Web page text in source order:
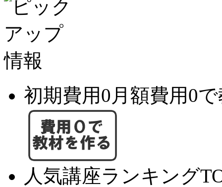
初期費用0月額費用0
人気講座ランキング